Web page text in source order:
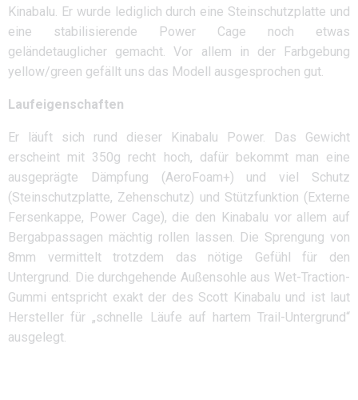
Kinabalu. Er wurde lediglich durch eine Steinschutzplatte und
eine stabilisierende Power Cage noch etwas
geländetauglicher gemacht. Vor allem in der Farbgebung
yellow/green gefällt uns das Modell ausgesprochen gut.
Laufeigenschaften
Er läuft sich rund dieser Kinabalu Power. Das Gewicht
erscheint mit 350g recht hoch, dafür bekommt man eine
ausgeprägte Dämpfung (AeroFoam+) und viel Schutz
(Steinschutzplatte, Zehenschutz) und Stützfunktion (Externe
Fersenkappe, Power Cage), die den Kinabalu vor allem auf
Bergabpassagen mächtig rollen lassen. Die Sprengung von
8mm vermittelt trotzdem das nötige Gefühl für den
Untergrund. Die durchgehende Außensohle aus Wet-Traction-
Gummi entspricht exakt der des Scott Kinabalu und ist laut
Hersteller für „schnelle Läufe auf hartem Trail-Untergrund“
ausgelegt.